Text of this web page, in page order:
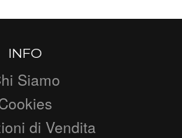
INFO
Siamo
di Vendita